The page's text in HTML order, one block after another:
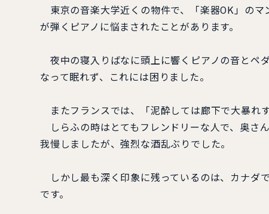
東京の音楽大学近くの物件で、「楽器OK」の
が弾くピアノに悩まされたことがあります。
夜中の寝入りばなに頭上に響くピアノの音とペ
なって眠れず、これには困りました。
またフランスでは、「泥酔しては廊下で大暴れ
しらふの時はとてもフレンドリーな人で、奥さ
我慢しましたが、強烈な酒乱ぶりでした。
しかし最も深く印象に残っているのは、カナダ
です。